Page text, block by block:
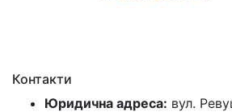
Контакти
Юридична адреса: вул.